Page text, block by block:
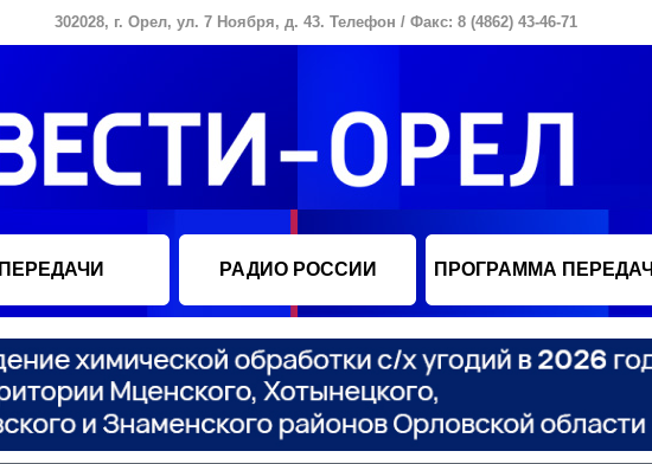
302028, г. Орел, ул. 7 Ноября, д. 43. Телефон / Факс: 8 (4862) 43-46-71
ПЕРЕДАЧИ РАДИО РОССИИ ПРОГРАММА ПЕРЕДАЧ